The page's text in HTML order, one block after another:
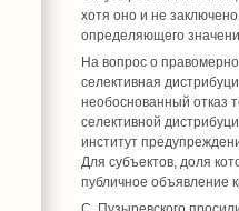
хотя оно и не
определяющего
На вопрос о
селективная
необоснованный отказ
селективной
институт
Для субъектов, доля
публичное объявление